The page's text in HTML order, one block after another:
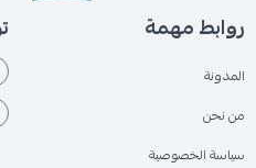
روابط مهمة
المدونة
من نحن
سياسة الخصوصية